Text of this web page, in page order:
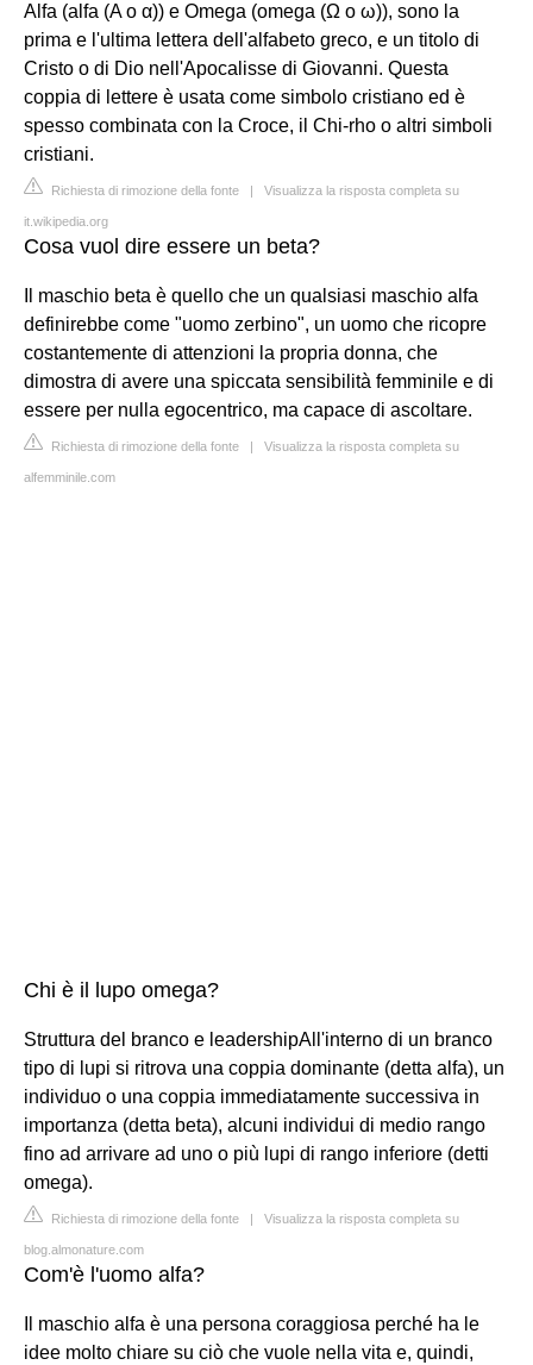
Alfa (alfa (Α o α)) e Omega (omega (Ω o ω)), sono la
prima e l'ultima lettera dell'alfabeto greco, e un titolo di
Cristo o di Dio nell'Apocalisse di Giovanni. Questa
coppia di lettere è usata come simbolo cristiano ed è
spesso combinata con la Croce, il Chi-rho o altri simboli
cristiani.
Richiesta di rimozione della fonte | Visualizza la risposta completa su
it.wikipedia.org
Cosa vuol dire essere un beta?
Il maschio beta è quello che un qualsiasi maschio alfa
definirebbe come "uomo zerbino", un uomo che ricopre
costantemente di attenzioni la propria donna, che
dimostra di avere una spiccata sensibilità femminile e di
essere per nulla egocentrico, ma capace di ascoltare.
Richiesta di rimozione della fonte | Visualizza la risposta completa su
alfemminile.com
Chi è il lupo omega?
Struttura del branco e leadershipAll'interno di un branco
tipo di lupi si ritrova una coppia dominante (detta alfa), un
individuo o una coppia immediatamente successiva in
importanza (detta beta), alcuni individui di medio rango
fino ad arrivare ad uno o più lupi di rango inferiore (detti
omega).
Richiesta di rimozione della fonte | Visualizza la risposta completa su
blog.almonature.com
Com'è l'uomo alfa?
Il maschio alfa è una persona coraggiosa perché ha le
idee molto chiare su ciò che vuole nella vita e, quindi,